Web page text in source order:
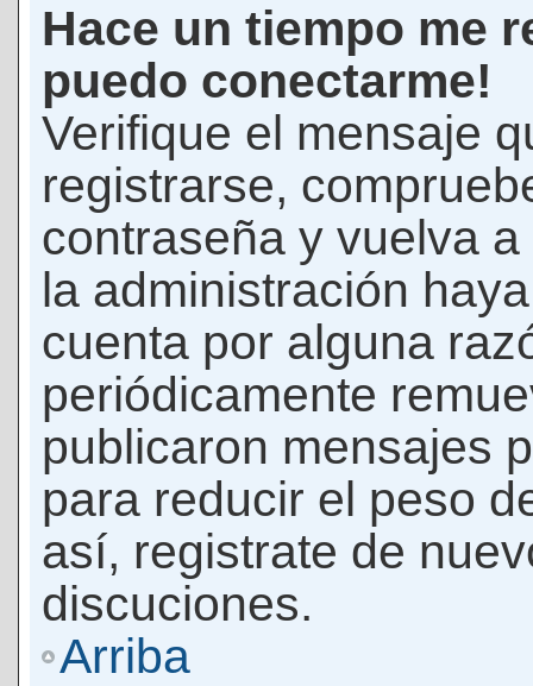
Hace un tiempo me
puedo conectarme!
Verifique el mensaje
registrarse,
contraseña y vuelva
la administración
cuenta por alguna
periódicamente
publicaron mensajes
para reducir el peso
así, registrate de
discuciones.
Arriba